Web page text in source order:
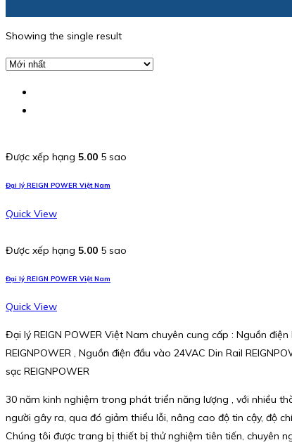
Showing the single result
Được xếp hạng 5.00 5 sao
Đại lý REIGN POWER Việt Nam
Quick View
Được xếp hạng 5.00 5 sao
Đại lý REIGN POWER Việt Nam
Quick View
Đại lý REIGN POWER Việt Nam chuyên cung cấp : Nguồn
REIGNPOWER , Nguồn điện đầu vào 24VAC Din Rail
sạc REIGNPOWER
30 năm kinh nghiệm trong phát triển năng lượng , với nhiều
người gây ra, qua đó giảm thiểu lỗi, nâng cao độ tin cậy, độ
Chúng tôi được trang bị thiết bị thử nghiệm tiên tiến, chuyên